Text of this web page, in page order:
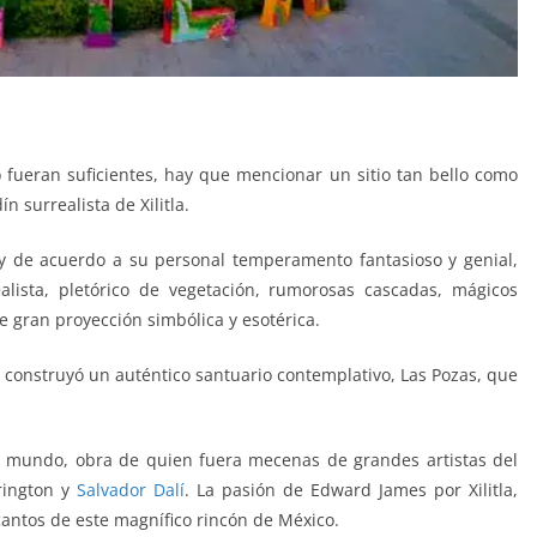
suficientes, hay que mencionar un sitio tan bello como
surrealista de Xilitla.
de acuerdo a su personal temperamento fantasioso y genial,
pletórico de vegetación, rumorosas cascadas, mágicos
gran proyección simbólica y esotérica.
un auténtico santuario contemplativo, Las Pozas, que
obra de quien fuera mecenas de grandes artistas del
y Salvador Dalí. La pasión de Edward James por Xilitla,
de este magnífico rincón de México.